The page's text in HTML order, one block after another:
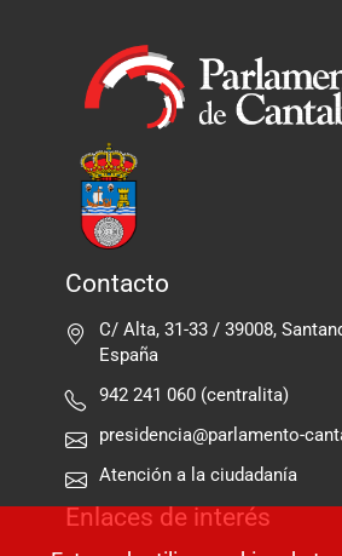
Contacto
C/ Alta, 31-33 / 39008,
España
942 241 060 (centralita)
presidencia@parlamento-
Atención a la ciudadanía
Enlaces de interés